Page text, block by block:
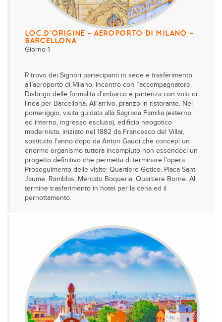
LOC.D’ORIGINE – AEROPORTO DI MILANO –
BARCELLONA
Giorno 1
Ritrovo dei Signori partecipanti in sede e trasferimento
all’aeroporto di Milano. Incontro con l’accompagnatore.
Disbrigo delle formalità d’imbarco e partenza con volo di
linea per Barcellona. All’arrivo, pranzo in ristorante. Nel
pomeriggio, visita guidata alla Sagrada Familia (esterno
ed interno, ingresso escluso), edificio neogotico
modernista, iniziato nel 1882 da Francesco del Villar,
sostituito l'anno dopo da Anton Gaudi che concepì un
enorme organismo tuttora incompiuto non essendoci un
progetto definitivo che permetta di terminare l'opera.
Proseguimento delle visite: Quartiere Gotico, Placa Sant
Jaume, Ramblas, Mercato Boqueria, Quartiere Borne. Al
termine trasferimento in hotel per la cena ed il
pernottamento.